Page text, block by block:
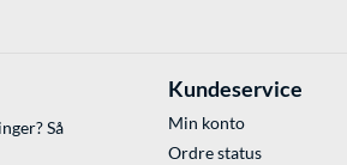
Så
Kundeservice
Min konto
Ordre status